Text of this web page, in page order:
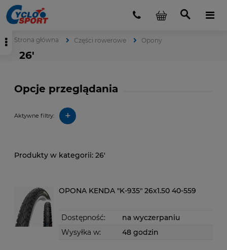
Strona główna Części rowerowe Opony
26'
Opcje przeglądania
Aktywne filtry: +
26'
OPONA KENDA "K-935" 26x1.50 40-559
Dostępność:
na wyczerpaniu
Wysyłka w:
48 godzin